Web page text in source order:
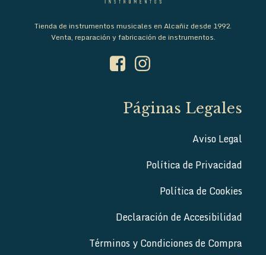
Tienda de instrumentos musicales en Alcañiz desde 1992.
Venta, reparación y fabricación de instrumentos.
Páginas Legales
Aviso Legal
Política de Privacidad
Política de Cookies
Declaración de Accesibilidad
Términos y Condiciones de Compra